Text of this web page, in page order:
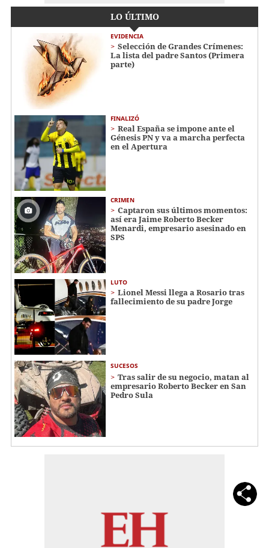
LO ÚLTIMO
EVIDENCIA
Selección de Grandes Crímenes:
La lista del padre Santos (Primera
parte)
FINALIZÓ
Real España se impone ante el
Génesis PN y va a marcha perfecta
en el Apertura
CRIMEN
Captaron sus últimos momentos:
así era Jaime Roberto Becker
Menardi​​​, empresario asesinado en
SPS
LUTO
Lionel Messi llega a Rosario tras
fallecimiento de su padre Jorge
SUCESOS
Tras salir de su negocio, matan al
empresario Roberto Becker en San
Pedro Sula